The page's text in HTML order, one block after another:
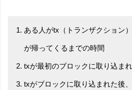
ある人がtx（トランザクション
が帰ってくるまでの時間
txが最初のブロックに取り込ま
txがブロックに取り込まれた後